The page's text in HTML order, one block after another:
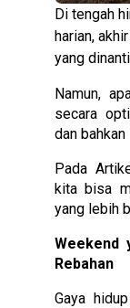
Di tengah
harian,
yang
Namun,
secara
dan
Pada
kita bisa
yang lebih
Weekend
Rebahan
Gaya